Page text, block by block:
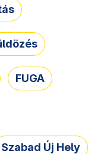
FUGA
Szabad Új Hely